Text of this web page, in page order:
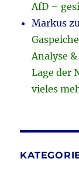
AfD –
Markus
Analyse
Lage der
vieles